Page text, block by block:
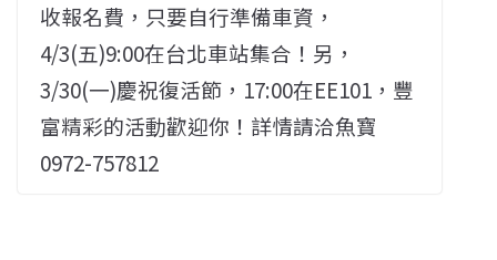
收報名費，只要自行準備車資，
4/3(五)9:00在台北車站集合！另，
3/30(一)慶祝復活節，17:00在EE101，豐
富精彩的活動歡迎你！詳情請洽魚寶
0972-757812